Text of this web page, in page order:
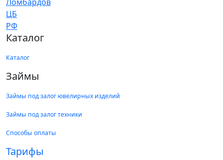
Каталог
Каталог
Займы
Займы под залог ювелирных изделий
Займы под залог техники
Способы оплаты
Тарифы